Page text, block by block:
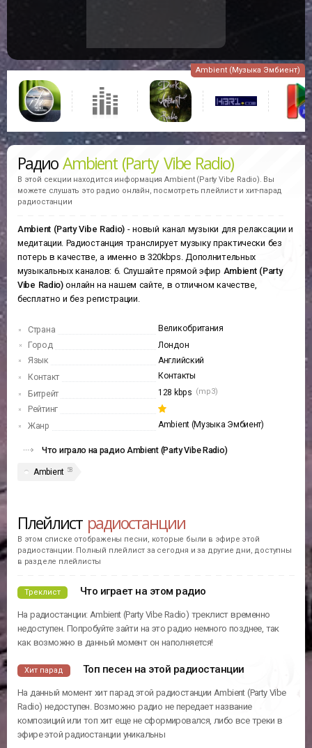
Ambient (Музыка Эмбиент)
РадиоAmbient (Party Vibe Radio)
В этой секции находится информация Ambient (Party Vibe Radio). Вы
можете слушать это радио онлайн, посмотреть плейлист и хит-парад
радиостанции
Ambient (Party Vibe Radio) - новый канал музыки для релаксации и
медитации. Радиостанция транслирует музыку практически без
потерь в качестве, а именно в 320kbps. Дополнительных
музыкальных каналов: 6. Слушайте прямой эфир Ambient (Party
Vibe Radio)онлайн на нашем сайте, в отличном качестве,
бесплатно и без регистрации.
Страна
Великобритания
Город
Лондон
Язык
Английский
Контакт
Контакты
Битрейт
128 kbps (mp3)
Рейтинг
Жанр
Ambient (Музыка Эмбиент)
Что играло на радио Ambient (Party Vibe Radio)
Ambient 58
Плейлист радиостанции
В этом списке отображены песни, которые были в эфире этой
радиостанции. Полный плейлист за сегодня и за другие дни, доступны
в разделе плейлисты
Треклист Что играет на этом радио
На радиостанции: Ambient (Party Vibe Radio) треклист временно
недоступен. Попробуйте зайти на это радио немного позднее, так
как возможно в данный момент он наполняется!
Хит парад Топ песен на этой радиостанции
На данный момент хит парад этой радиостанции Ambient (Party Vibe
Radio) недоступен. Возможно радио не передает название
композиций или топ хит еще не сформировался, либо все треки в
эфире этой радиостанции уникальны